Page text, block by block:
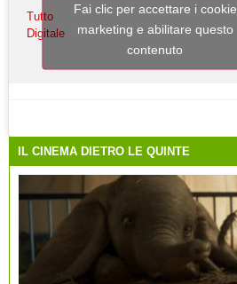
Tutto
Digitale
Fai clic per accettare i cookie
marketing e abilitare questo
contenuto
IL CINEMA DIETRO LE QUINTE